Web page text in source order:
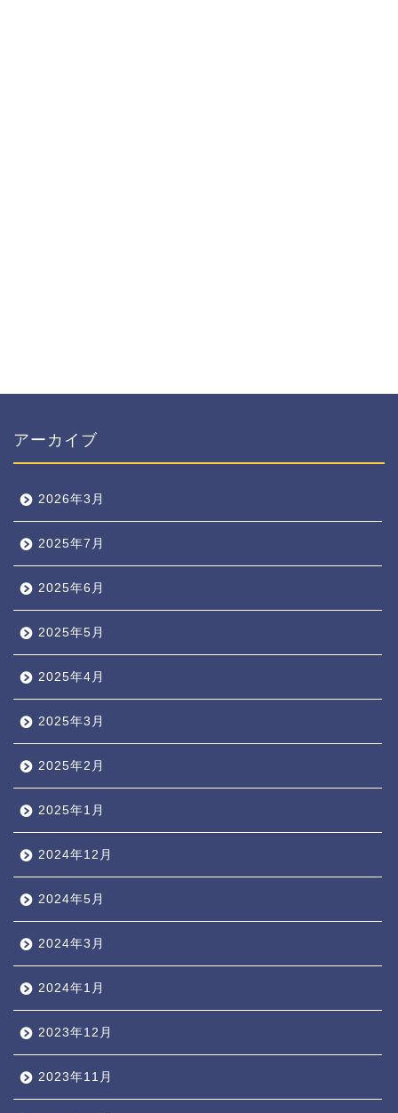
アーカイブ
2026年3月
2025年7月
2025年6月
2025年5月
2025年4月
2025年3月
2025年2月
2025年1月
2024年12月
2024年5月
2024年3月
2024年1月
2023年12月
2023年11月